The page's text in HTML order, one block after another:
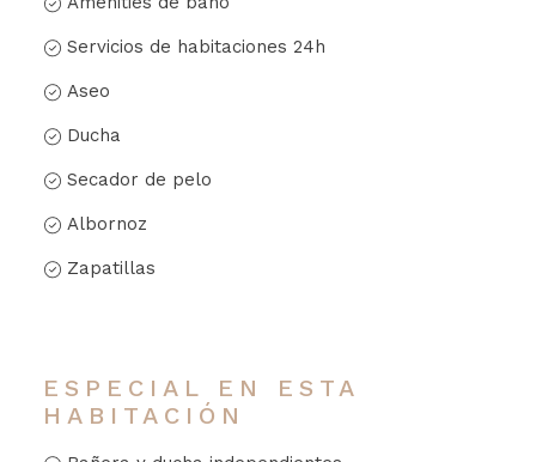
Servicios de habitaciones 24h
Aseo
Ducha
Secador de pelo
Albornoz
Zapatillas
ESPECIAL EN ESTA
HABITACIÓN